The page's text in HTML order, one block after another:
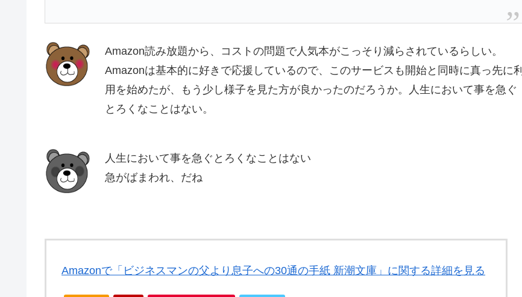
Amazon読み放題から、コストの問題で人気本がこっそり減らされているらしい。
Amazonは基本的に好きで応援しているので、このサービスも開始と同時に真っ先に利
用を始めたが、もう少し様子を見た方が良かったのだろうか。人生において事を急ぐ
とろくなことはない。
人生において事を急ぐとろくなことはない
急がばまわれ、だね
Amazonで「ビジネスマンの父より息子への30通の手紙 新潮文庫」に関する詳細を見る